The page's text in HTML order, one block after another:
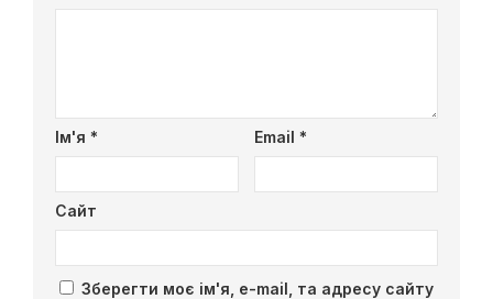
Ім'я * Email *
Сайт
Зберегти моє ім'я, e-mail, та адресу сайту